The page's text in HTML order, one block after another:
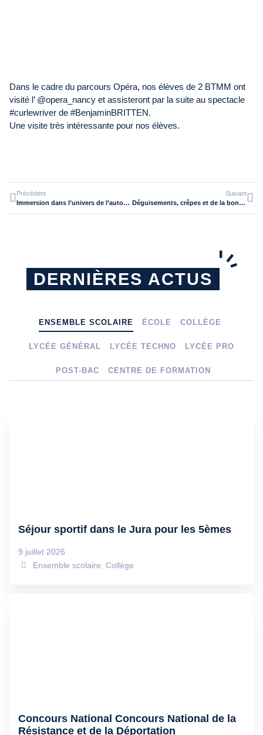
Dans le cadre du parcours Opéra, nos élèves de 2 BTMM ont
visité l’ @opera_nancy et assisteront par la suite au spectacle
#curlewriver de #BenjaminBRITTEN.
Une visite très intéressante pour nos élèves.
Précédent
Immersion dans l’univers de l’automobile avec Norauto pour les 2MRC1 DAUNOT !
Suivant
Déguisements, crêpes et de la bonne humeur humeur à DAUNOT !
DERNIÈRES ACTUS
ENSEMBLE SCOLAIRE ÉCOLE COLLÈGE
LYCÉE GÉNÉRAL LYCÉE TECHNO LYCÉE PRO
POST-BAC CENTRE DE FORMATION
Séjour sportif dans le Jura pour les 5èmes
9 juillet 2026
Ensemble scolaire Collège
Concours National Concours National de la
Résistance et de la Déportation